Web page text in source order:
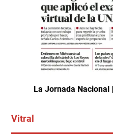
La Jornada Nacional
Vitral